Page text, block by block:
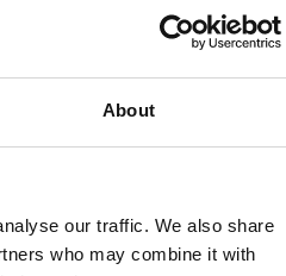
About
our traffic. We also share
who may combine it with
mit der FDA sicherstellen.
(Gerätename, Version,
Kennzeichnung den